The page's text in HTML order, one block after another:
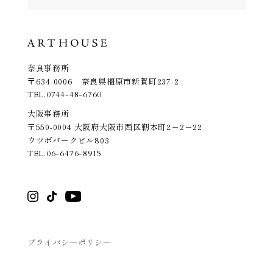
奈良事務所
〒634-0006 奈良県橿原市新賀町237-2
TEL.0744-48-6760
大阪事務所
〒550-0004 大阪府大阪市西区靭本町2－2－22
ウツボパークビル803
TEL.06-6476-8915
プライバシーポリシー